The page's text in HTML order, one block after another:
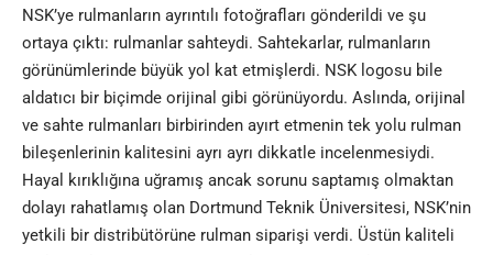
NSK’ye rulmanların ayrıntılı fotoğrafları gönderildi ve şu
ortaya çıktı: rulmanlar sahteydi. Sahtekarlar, rulmanların
görünümlerinde büyük yol kat etmişlerdi. NSK logosu bile
aldatıcı bir biçimde orijinal gibi görünüyordu. Aslında, orijinal
ve sahte rulmanları birbirinden ayırt etmenin tek yolu rulman
bileşenlerinin kalitesini ayrı ayrı dikkatle incelenmesiydi.
Hayal kırıklığına uğramış ancak sorunu saptamış olmaktan
dolayı rahatlamış olan Dortmund Teknik Üniversitesi, NSK’nin
yetkili bir distribütörüne rulman siparişi verdi. Üstün kaliteli